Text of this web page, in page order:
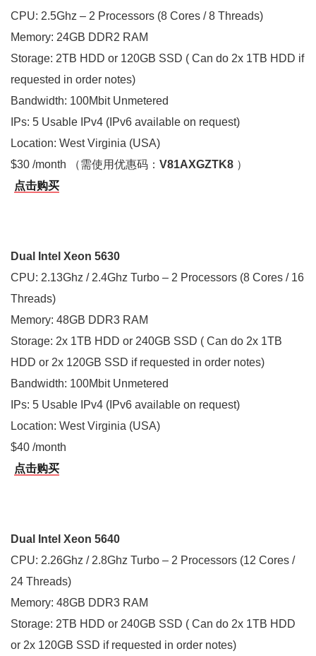
CPU: 2.5Ghz – 2 Processors (8 Cores / 8 Threads)
Memory: 24GB DDR2 RAM
Storage: 2TB HDD or 120GB SSD ( Can do 2x 1TB HDD if
requested in order notes)
Bandwidth: 100Mbit Unmetered
IPs: 5 Usable IPv4 (IPv6 available on request)
Location: West Virginia (USA)
$30 /month （需使用优惠码： V81AXGZTK8 ）
点击购买
Dual Intel Xeon 5630
CPU: 2.13Ghz / 2.4Ghz Turbo – 2 Processors (8 Cores / 16
Threads)
Memory: 48GB DDR3 RAM
Storage: 2x 1TB HDD or 240GB SSD ( Can do 2x 1TB
HDD or 2x 120GB SSD if requested in order notes)
Bandwidth: 100Mbit Unmetered
IPs: 5 Usable IPv4 (IPv6 available on request)
Location: West Virginia (USA)
$40 /month
点击购买
Dual Intel Xeon 5640
CPU: 2.26Ghz / 2.8Ghz Turbo – 2 Processors (12 Cores /
24 Threads)
Memory: 48GB DDR3 RAM
Storage: 2TB HDD or 240GB SSD ( Can do 2x 1TB HDD
or 2x 120GB SSD if requested in order notes)